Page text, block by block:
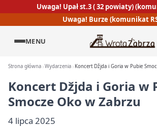
Uwaga! Upał st.3 ( 32 powiaty)
Uwaga! Burze (komunikat
MENU
Strona główna Wydarzenia Koncert Džjda i Goria w Pubie
Koncert Džjda i Goria w
Smocze Oko w Zabrzu
4 lipca 2025